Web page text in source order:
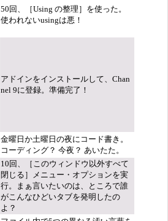
50回、［Using の整理］を使った。
使われないusingは悪！
アドインをインストールして、Chan
nel 9に登録。準備完了！
金曜日か土曜日の夜にコード書き。
コーディング？ 今夜？ あいたた。
10回、［このウィンドウ以外すべて
閉じる］メニュー・オプションを実
行。まぁ言いたいのは、ところで誰
がこんなひどいタブを発明したの
よ？